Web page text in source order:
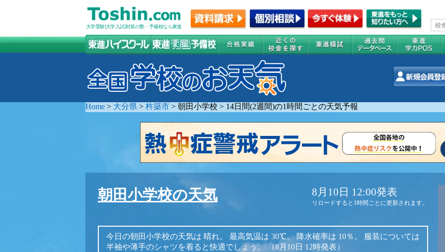
大学受験(大学入試)対策の塾・予備校なら東進
Home > 大分県 > 杵築市 > 朝田小学校 > 14日間(2週間)の1時間ごとの天気予報
朝田小学校の天気 8月10日 12:00発表
リロードすると1時間ごとに更新されます。
今日の朝田小学校の天気は 晴れ。 最高気温は 30℃。 降水確率は 10％。
服装については
半袖や薄手のシャツを着ると快適でしょう。（8月10日 12時発表）